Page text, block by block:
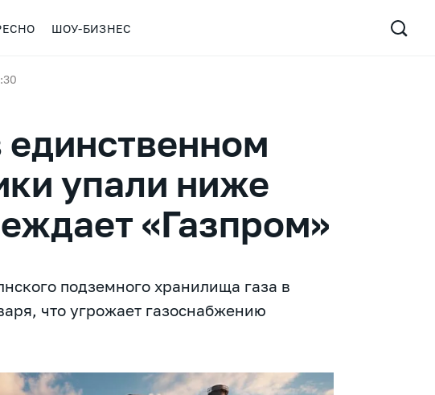
ШОУ-БИЗНЕС
единственном
упали ниже
«Газпром»
подземного хранилища газа в
что угрожает газоснабжению